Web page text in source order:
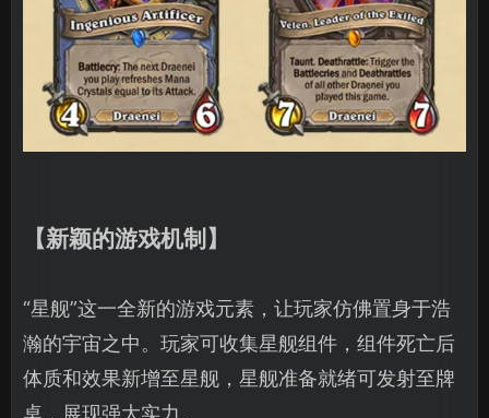
【新颖的游戏机制】
“星舰”这一全新的游戏元素，让玩家仿佛置身于浩
瀚的宇宙之中。玩家可收集星舰组件，组件死亡后
体质和效果新增至星舰，星舰准备就绪可发射至牌
桌，展现强大实力。